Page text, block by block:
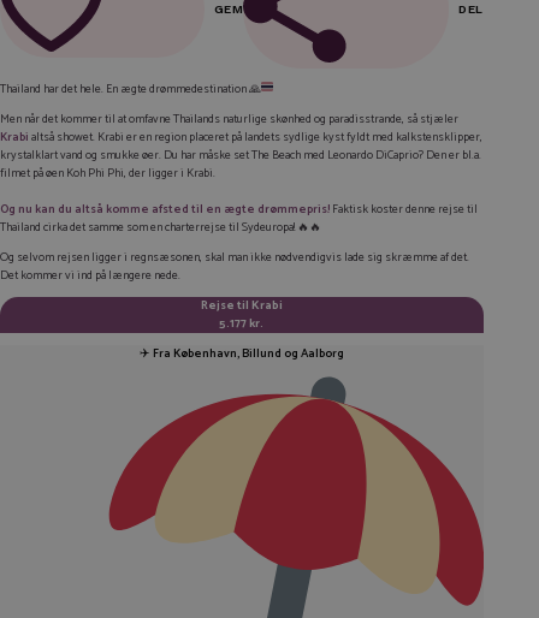
GEM DEL
LINKEDIN
TWITTER
Thailand har det hele. En ægte drømmedestination 🙏
Men når det kommer til at omfavne Thailands naturlige skønhed og paradisstrande, så stjæler
Krabialtså showet. Krabi er en region placeret på landets sydlige kyst fyldt med kalkstensklipper,
krystalklart vand og smukke øer. Du har måske setThe Beachmed Leonardo DiCaprio? Den er bl.a.
filmet på øen Koh Phi Phi, der ligger i Krabi.
Og nu kan du altså komme afsted til en ægte drømmepris!Faktisk koster denne rejse til
Thailand cirka det samme som en charterrejse til Sydeuropa! 🔥🔥
Og selvom rejsen ligger i regnsæsonen, skal man ikke nødvendigvis lade sig skræmme af det.
Det kommer vi ind på længere nede.
Rejse til Krabi
5.177 kr.
✈️ Fra København, Billund og Aalborg